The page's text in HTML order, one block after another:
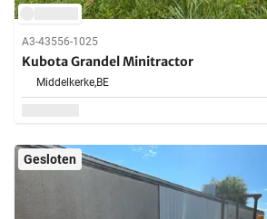
A3-43556-1025
Kubota Grandel Minitractor
Middelkerke,BE
Gesloten